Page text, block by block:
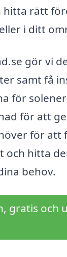
hitta rätt
i ditt
gör vi
samt få
för
för att
för att
och hitta
behov.
gratis och